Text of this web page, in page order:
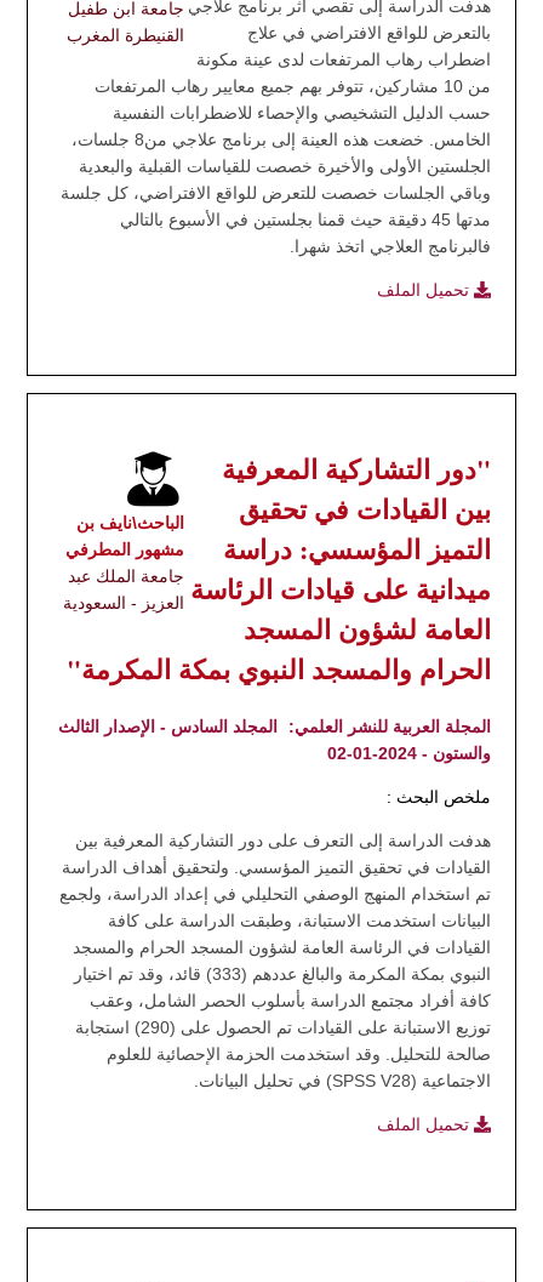
جامعة ابن طفيل
القنيطرة المغرب
‎هدفت الدراسة إلى تقصي أثر برنامج علاجي
بالتعرض للواقع الافتراضي في علاج
اضطراب رهاب المرتفعات لدى عينة مكونة
من 10 مشاركين، تتوفر بهم جميع معايير رهاب المرتفعات
حسب الدليل التشخيصي والإحصاء للاضطرابات النفسية
الخامس. خضعت هذه العينة إلى برنامج علاجي من8 جلسات،
الجلستين الأولى والأخيرة خصصت للقياسات القبلية والبعدية
وباقي الجلسات خصصت للتعرض للواقع الافتراضي، كل جلسة
مدتها 45 دقيقة حيث قمنا بجلستين في الأسبوع بالتالي
فالبرنامج العلاجي اتخذ شهرا.
تحميل الملف
الباحث\نايف بن
مشهور المطرفي
جامعة الملك عبد
العزيز - السعودية
"دور التشاركية المعرفية
بين القيادات في تحقيق
التميز المؤسسي: دراسة
ميدانية على قيادات الرئاسة
العامة لشؤون المسجد
الحرام والمسجد النبوي بمكة المكرمة"
المجلة العربية للنشر العلمي:
المجلد السادس - الإصدار الثالث
والستون - 2024-01-02
ملخص البحث :
هدفت الدراسة إلى التعرف على دور التشاركية المعرفية بين
القيادات في تحقيق التميز المؤسسي. ولتحقيق أهداف الدراسة
تم استخدام المنهج الوصفي التحليلي في إعداد الدراسة، ولجمع
البيانات استخدمت الاستبانة، وطبقت الدراسة على كافة
القيادات في الرئاسة العامة لشؤون المسجد الحرام والمسجد
النبوي بمكة المكرمة والبالغ عددهم (333) قائد، وقد تم اختيار
كافة أفراد مجتمع الدراسة بأسلوب الحصر الشامل، وعقب
توزيع الاستبانة على القيادات تم الحصول على (290) استجابة
صالحة للتحليل. وقد استخدمت الحزمة الإحصائية للعلوم
الاجتماعية (SPSS V28) في تحليل البيانات.
تحميل الملف